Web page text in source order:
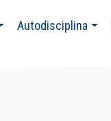
Autodisciplina